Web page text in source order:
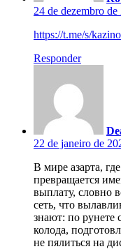
24 de dezembro
https://t.me/s/
Responder
22 de janeiro de
В мире азарта,
превращается
выплату, словно
сеть, что
знают: по рунете
колода,
не пялиться на